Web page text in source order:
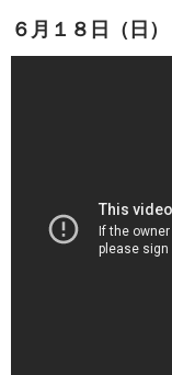
６月１８日（日）